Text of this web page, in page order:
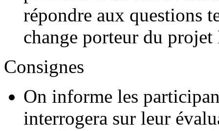
répondre aux questions
change porteur du
Consignes
On informe les
interrogera sur leur